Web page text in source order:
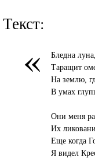
Текст:
«
Бледна
Таращит
На землю,
В умах
Они меня
Их
Еще когда
Я видел